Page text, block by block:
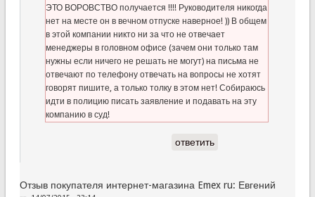
ЭТО ВОРОВСТВО получается !!!! Руководителя никогда
нет на месте он в вечном отпуске наверное! )) В общем
в этой компании никто ни за что не отвечает
менеджеры в головном офисе (зачем они только там
нужны если ничего не решать не могут) на письма не
отвечают по телефону отвечать на вопросы не хотят
говорят пишите, а только толку в этом нет! Собираюсь
идти в полицию писать заявление и подавать на эту
компанию в суд!
ответить
Отзыв покупателя интернет-магазина Emex ru: Евгений